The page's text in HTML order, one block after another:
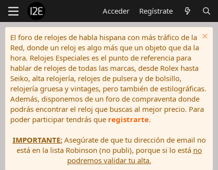
Acceder Regístrate
El foro de relojes de habla hispana con más tráfico de la
Red, donde un reloj es algo más que un objeto que da la
hora. Relojes Especiales es el punto de referencia para
hablar de relojes de todas las marcas, desde Rolex hasta
Seiko, alta relojería, relojes de pulsera y de bolsillo,
relojería gruesa y vintages, pero también de estilográficas.
Además, disponemos de un foro de compraventa donde
podrás encontrar el reloj que buscas al mejor precio. Para
poder participar tendrás que registrarte.
IMPORTANTE:Asegúrate de que tu dirección de email no
está en la lista Robinson (no publi), porque si lo está no
podremos validar tu alta.